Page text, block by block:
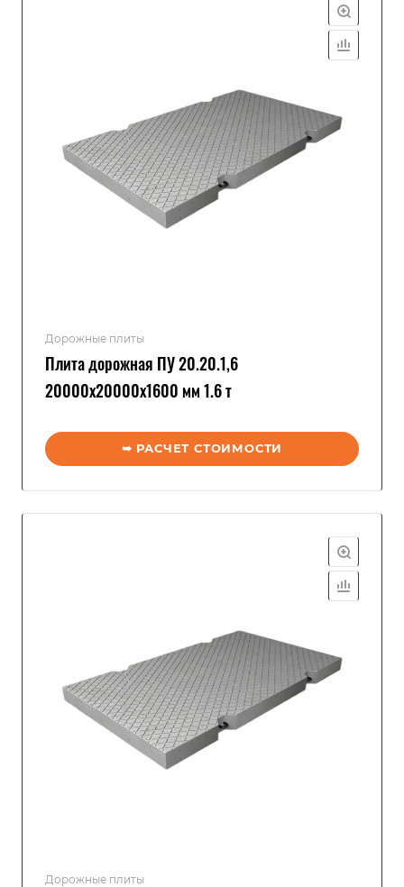
Дорожные плиты
Плита дорожная ПУ 20.20.1,6
20000x20000x1600 мм 1.6 т
➥ РАСЧЕТ СТОИМОСТИ
Дорожные плиты